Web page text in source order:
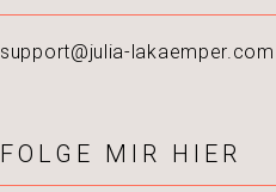
support@julia-lakaemper.com
FOLGE MIR HIER